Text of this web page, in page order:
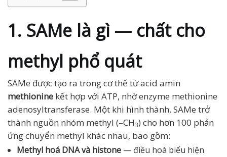
1. SAMe là gì — chất cho
methyl phổ quát
SAMe được tạo ra trong cơ thể từ acid amin
methionine kết hợp với ATP, nhờ enzyme methionine
adenosyltransferase. Một khi hình thành, SAMe trở
thành nguồn nhóm methyl (–CH3) cho hơn 100 phản
ứng chuyển methyl khác nhau, bao gồm:
Methyl hoá DNA và histone — điều hoà biểu hiện